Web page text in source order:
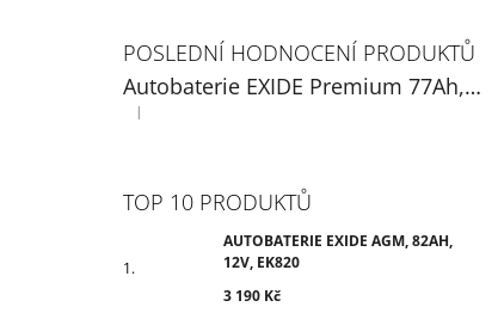
POSLEDNÍ HODNOCENÍ PRODUKTŮ
Autobaterie EXIDE Premium 77Ah, 12V, EA770
Hodnocení produktu je 5 z 5 hvězdiček.
|
TOP 10 PRODUKTŮ
AUTOBATERIE EXIDE AGM, 82AH,
12V, EK820
3 190 Kč